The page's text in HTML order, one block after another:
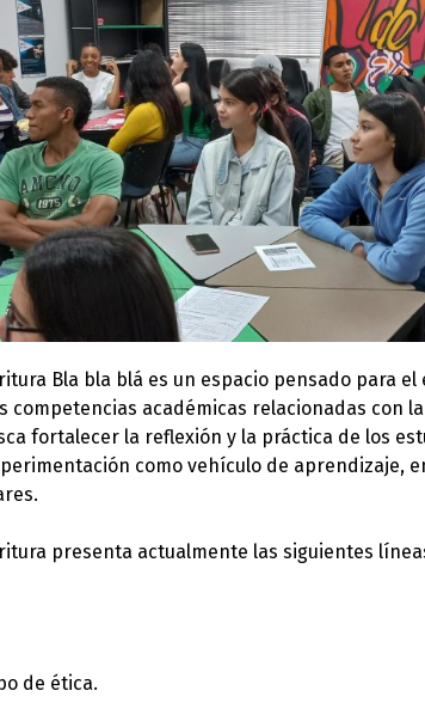
Bla bla blá es un espacio pensado para
competencias académicas relacionadas con
fortalecer la reflexión y la práctica de los
como vehículo de aprendizaje,
presenta actualmente las siguientes
de ética.